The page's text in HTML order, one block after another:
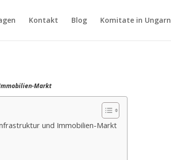
Kontakt Blog Komitate in Ungarn
Markt
und Immobilien-Markt